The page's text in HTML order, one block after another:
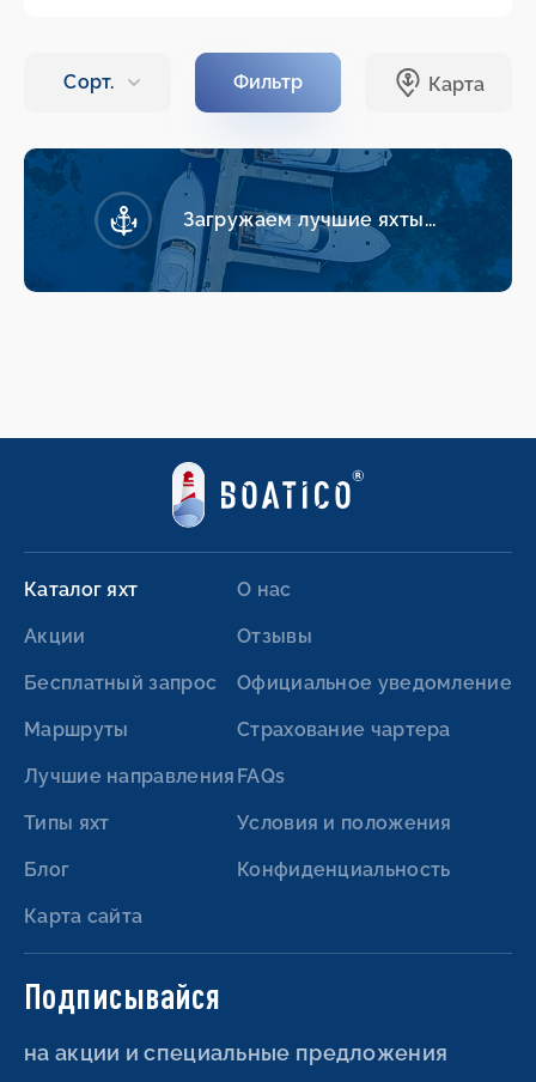
Загружаем лучшие яхты...
Каталог яхт
Акции
Бесплатный запрос
Маршруты
Лучшие направления
Типы яхт
Блог
Карта сайта
О нас
Отзывы
Официальное уведомление
Страхование чартера
FAQs
Условия и положения
Конфиденциальность
Подписывайся
на акции и специальные предложения